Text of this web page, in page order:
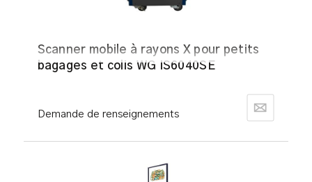
Scanner mobile à rayons X pour petits
bagages et colis WG IS6040SE
Demande de renseignements